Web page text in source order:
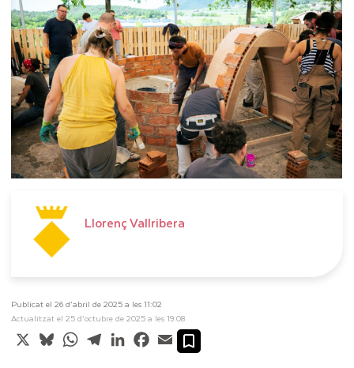
Llorenç Vallribera
Publicat el 26 d’abril de 2025 a les 11:02
Actualitzat el 25 d’octubre de 2025 a les 19:08
X BlueskyWhatsApp
TelegramLinkedInFacebook
Email